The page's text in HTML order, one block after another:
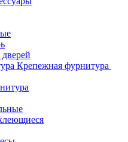
Крепежная фурнитура